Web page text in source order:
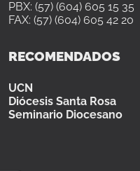
PBX: (57) (604) 605 15 35
FAX: (57) (604) 605 42 20
RECOMENDADOS
UCN
Diócesis Santa Rosa
Seminario Diocesano